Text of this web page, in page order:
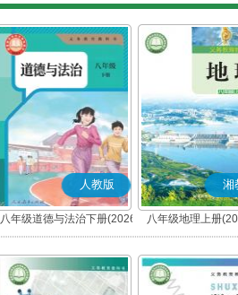
人教版
八年级道德与法治下册(2026
春版)(部编版)
湘
八年级地理上册